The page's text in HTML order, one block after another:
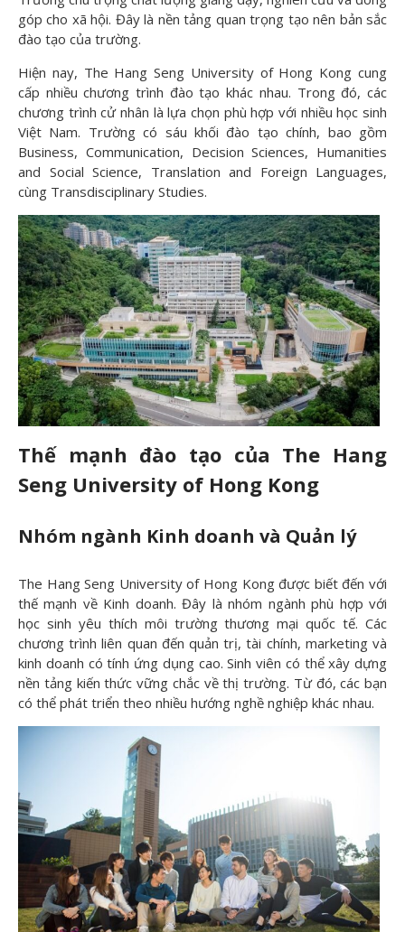
góp cho xã hội. Đây là nền tảng quan trọng tạo nên bản sắc
đào tạo của trường.
Hiện nay, The Hang Seng University of Hong Kong cung
cấp nhiều chương trình đào tạo khác nhau. Trong đó, các
chương trình cử nhân là lựa chọn phù hợp với nhiều học sinh
Việt Nam. Trường có sáu khối đào tạo chính, bao gồm
Business, Communication, Decision Sciences, Humanities
and Social Science, Translation and Foreign Languages,
cùng Transdisciplinary Studies.
Thế mạnh đào tạo của The Hang
Seng University of Hong Kong
Nhóm ngành Kinh doanh và Quản lý
The Hang Seng University of Hong Kong được biết đến với
thế mạnh về Kinh doanh. Đây là nhóm ngành phù hợp với
học sinh yêu thích môi trường thương mại quốc tế. Các
chương trình liên quan đến quản trị, tài chính, marketing và
kinh doanh có tính ứng dụng cao. Sinh viên có thể xây dựng
nền tảng kiến thức vững chắc về thị trường. Từ đó, các bạn
có thể phát triển theo nhiều hướng nghề nghiệp khác nhau.